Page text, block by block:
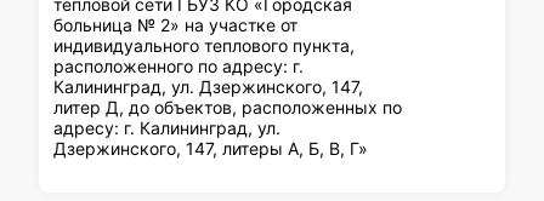
тепловой сети ГБУЗ КО «Городская
больница № 2» на участке от
индивидуального теплового пункта,
расположенного по адресу: г.
Калининград, ул. Дзержинского, 147,
литер Д, до объектов, расположенных по
адресу: г. Калининград, ул.
Дзержинского, 147, литеры А, Б, В, Г»